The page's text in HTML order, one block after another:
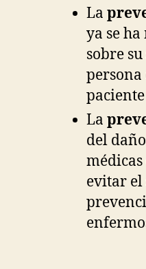
La
ya se
sobre
La
del
evitar el